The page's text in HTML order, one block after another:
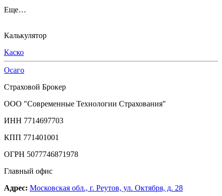
Еще…
Калькулятор
Каско
Осаго
Страховой Брокер
ООО "Современные Технологии Страхования"
ИНН 7714697703
КПП 771401001
ОГРН 5077746871978
Главный офис
Адрес: Московская обл., г. Реутов, ул. Октября, д. 28